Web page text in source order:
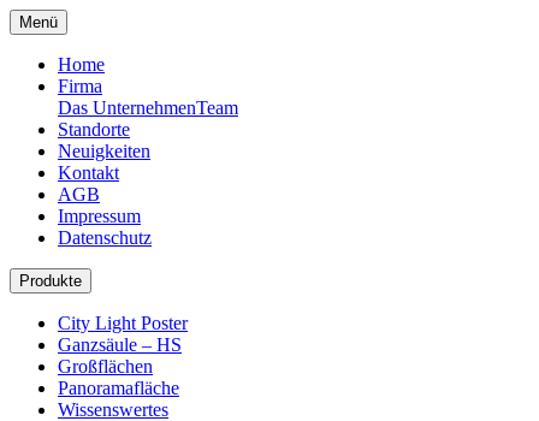
Menü
Home
Firma
Das UnternehmenTeam
Standorte
Neuigkeiten
Kontakt
AGB
Impressum
Datenschutz
Produkte
City Light Poster
Ganzsäule – HS
Großflächen
Panoramafläche
Wissenswertes